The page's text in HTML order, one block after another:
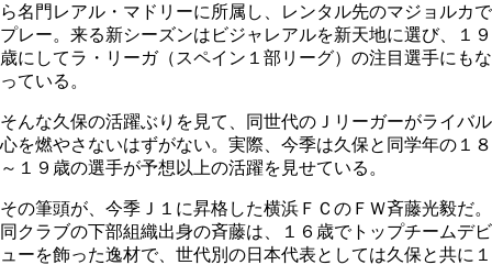
ら名門レアル・マドリーに所属し、レンタル先のマジョルカで
プレー。来る新シーズンはビジャレアルを新天地に選び、１９
歳にしてラ・リーガ（スペイン１部リーグ）の注目選手にもな
っている。
そんな久保の活躍ぶりを見て、同世代のＪリーガーがライバル
心を燃やさないはずがない。実際、今季は久保と同学年の１８
～１９歳の選手が予想以上の活躍を見せている。
その筆頭が、今季Ｊ１に昇格した横浜ＦＣのＦＷ斉藤光毅だ。
同クラブの下部組織出身の斉藤は、１６歳でトップチームデビ
ューを飾った逸材で、世代別の日本代表としては久保と共に１